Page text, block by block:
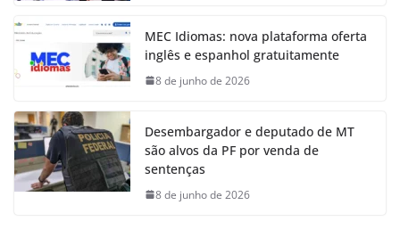
MEC Idiomas: nova plataforma oferta
inglês e espanhol gratuitamente
8 de junho de 2026
Desembargador e deputado de MT
são alvos da PF por venda de
sentenças
8 de junho de 2026